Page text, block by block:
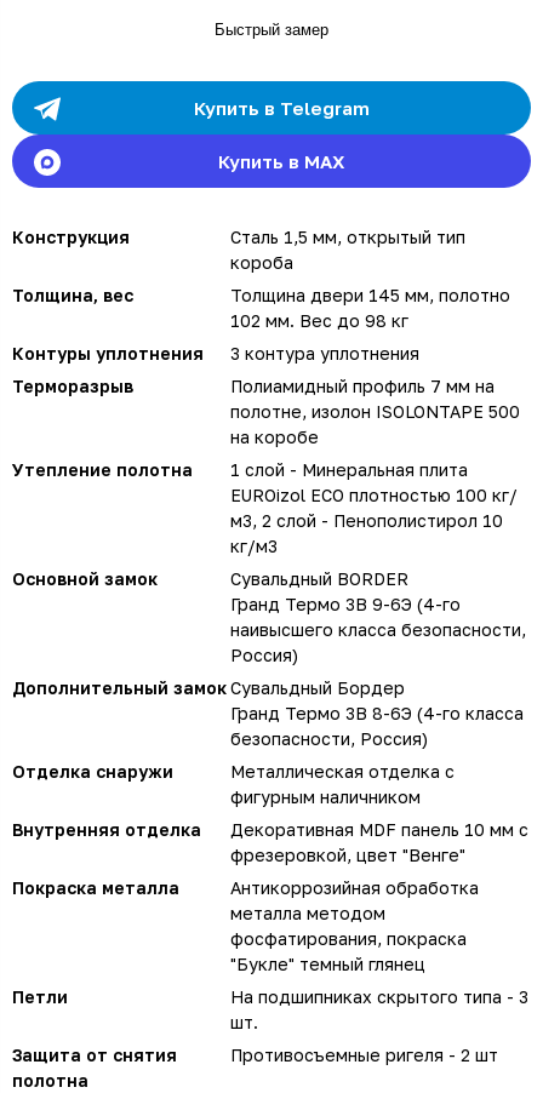
Быстрый замер
Купить в Telegram
Купить в MAX
Конструкция
Сталь 1,5 мм, открытый тип
короба
Толщина, вес
Толщина двери 145 мм, полотно
102 мм. Вес до 98 кг
Контуры уплотнения
3 контура уплотнения
Терморазрыв
Полиамидный профиль 7 мм на
полотне, изолон ISOLONTAPE 500
на коробе
Утепление полотна
1 слой - Минеральная плита
EUROizol ECO плотностью 100 кг/
м3, 2 слой - Пенополистирол 10
кг/м3
Основной замок
Сувальдный BORDER
Гранд Термо 3В 9-6Э (4-го
наивысшего класса безопасности,
Россия)
Дополнительный замокСувальдный Бордер
Гранд Термо 3В 8-6Э (4-го класса
безопасности, Россия)
Отделка снаружи
Металлическая отделка с
фигурным наличником
Внутренняя отделка
Декоративная MDF панель 10 мм с
фрезеровкой, цвет "Венге"
Покраска металла
Антикоррозийная обработка
металла методом
фосфатирования, покраска
"Букле" темный глянец
Петли
На подшипниках скрытого типа - 3
шт.
Защита от снятия
полотна
Противосъемные ригеля - 2 шт